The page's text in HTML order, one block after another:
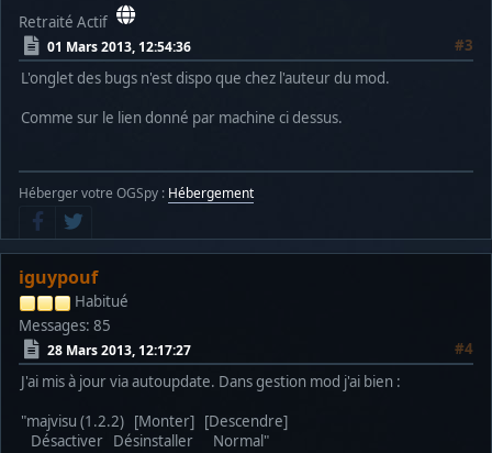
Retraité Actif
01 Mars 2013, 12:54:36
#3
L'onglet des bugs n'est dispo que chez l'auteur du mod.
Comme sur le lien donné par machine ci dessus.
Héberger votre OGSpy : Hébergement
iguypouf
Habitué
Messages: 85
28 Mars 2013, 12:17:27
#4
J'ai mis à jour via autoupdate. Dans gestion mod j'ai bien :
"majvisu (1.2.2) [Monter] [Descendre]
Désactiver Désinstaller Normal"